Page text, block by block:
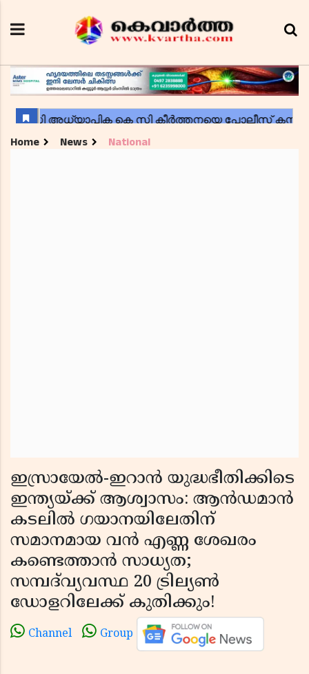
Home News National
ഇസ്രായേൽ-ഇറാൻ യുദ്ധഭീതിക്കിടെ
ഇന്ത്യയ്ക്ക് ആശ്വാസം: ആൻഡമാൻ
കടലിൽ ഗയാനയിലേതിന്
സമാനമായ വൻ എണ്ണ ശേഖരം
കണ്ടെത്താൻ സാധ്യത;
സമ്പദ്‌വ്യവസ്ഥ 20 ട്രില്യൺ
ഡോളറിലേക്ക് കുതിക്കും!
Channel Group